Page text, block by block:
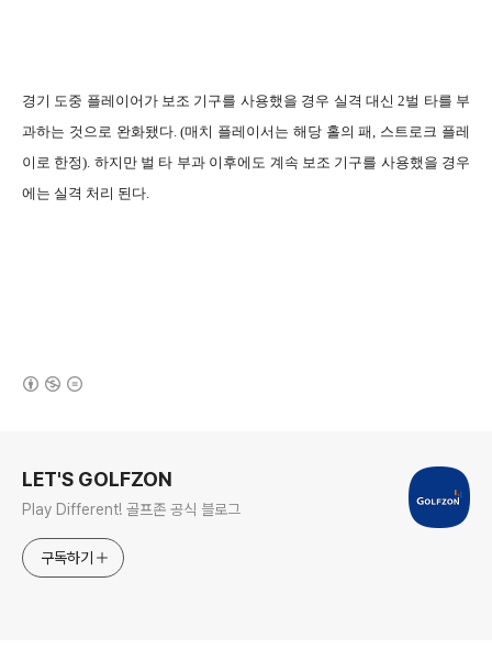
경기 도중 플레이어가 보조 기구를 사용했을 경우 실격 대신 2벌 타를 부
과하는 것으로 완화됐다. (매치 플레이서는 해당 홀의 패, 스트로크 플레
이로 한정). 하지만 벌 타 부과 이후에도 계속 보조 기구를 사용했을 경우
에는 실격 처리 된다.
LET'S GOLFZON
Play Different! 골프존 공식 블로그
구독하기